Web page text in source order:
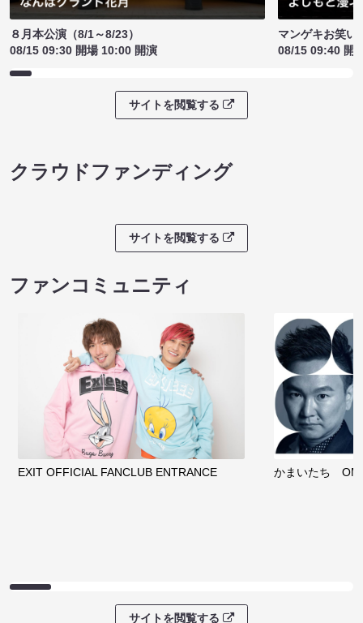
８月本公演（8/1～8/23）
08/15 09:30 開場 10:00 開演
マンゲキお笑い
08/15 09:40 開
サイトを閲覧する
クラウドファンディング
サイトを閲覧する
ファンコミュニティ
EXIT OFFICIAL FANCLUB ENTRANCE かまいたち
サイトを閲覧する